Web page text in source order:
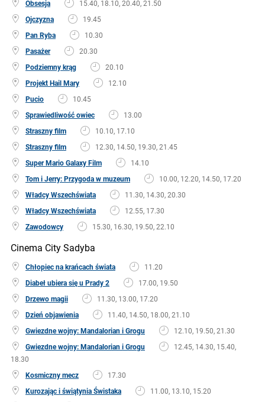
Obsesja
15.40, 18.10, 20.40, 21.50
Ojczyzna
19.45
Pan Ryba
10.30
Pasażer
20.30
Podziemny krąg
20.10
Projekt Hail Mary
12.10
Pucio
10.45
Sprawiedliwość owiec
13.00
Straszny film
10.10, 17.10
Straszny film
12.30, 14.50, 19.30, 21.45
Super Mario Galaxy Film
14.10
Tom i Jerry: Przygoda w muzeum
10.00, 12.20, 14.50, 17.20
Władcy Wszechświata
11.30, 14.30, 20.30
Władcy Wszechświata
12.55, 17.30
Zawodowcy
15.30, 16.30, 19.50, 22.10
Cinema City Sadyba
Chłopiec na krańcach świata
11.20
Diabeł ubiera się u Prady 2
17.00, 19.50
Drzewo magii
11.30, 13.00, 17.20
Dzień objawienia
11.40, 14.50, 18.00, 21.10
Gwiezdne wojny: Mandalorian i Grogu
12.10, 19.50, 21.30
Gwiezdne wojny: Mandalorian i Grogu
12.45, 14.30, 15.40,
18.30
Kosmiczny mecz
17.30
Kurozając i świątynia Świstaka
11.00, 13.10, 15.20